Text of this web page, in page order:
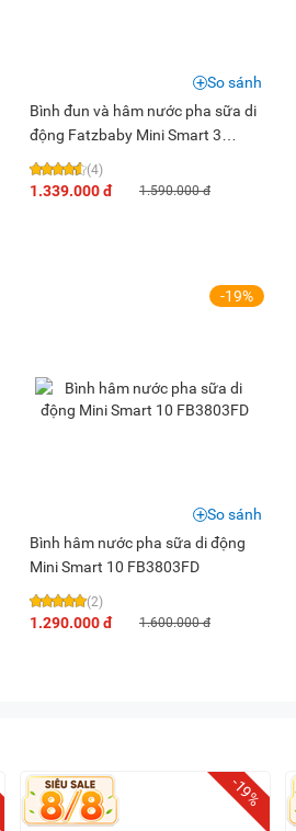
Bình đun và hâm nước pha sữa di
động Fatzbaby Mini Smart 3
FB3621FD
(4)
1.339.000 đ 1.590.000 đ
So sánh
-19%
Bình hâm nước pha sữa di động
Mini Smart 10 FB3803FD
(2)
1.290.000 đ 1.600.000 đ
So sánh
-19%